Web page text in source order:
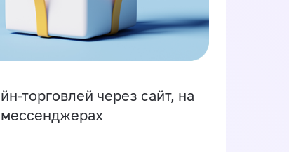
торговлей через сайт, на